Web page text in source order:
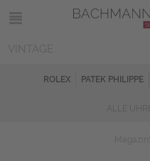
ROLEX PATEK PHILIPPE